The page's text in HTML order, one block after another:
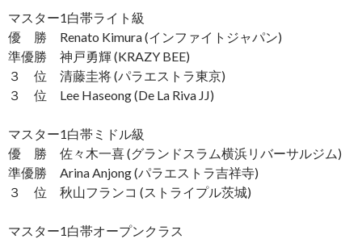
マスター1白帯ライト級
優 勝 Renato Kimura (インファイトジャパン)
準優勝 神戸勇輝 (KRAZY BEE)
３ 位 清藤圭将 (パラエストラ東京)
３ 位 Lee Haseong (De La Riva JJ)
マスター1白帯ミドル級
優 勝 佐々木一喜 (グランドスラム横浜リバーサルジム)
準優勝 Arina Anjong (パラエストラ吉祥寺)
３ 位 秋山フランコ (ストライプル茨城)
マスター1白帯オープンクラス